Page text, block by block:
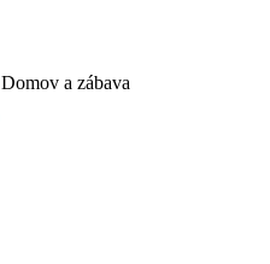
Domov a zábava